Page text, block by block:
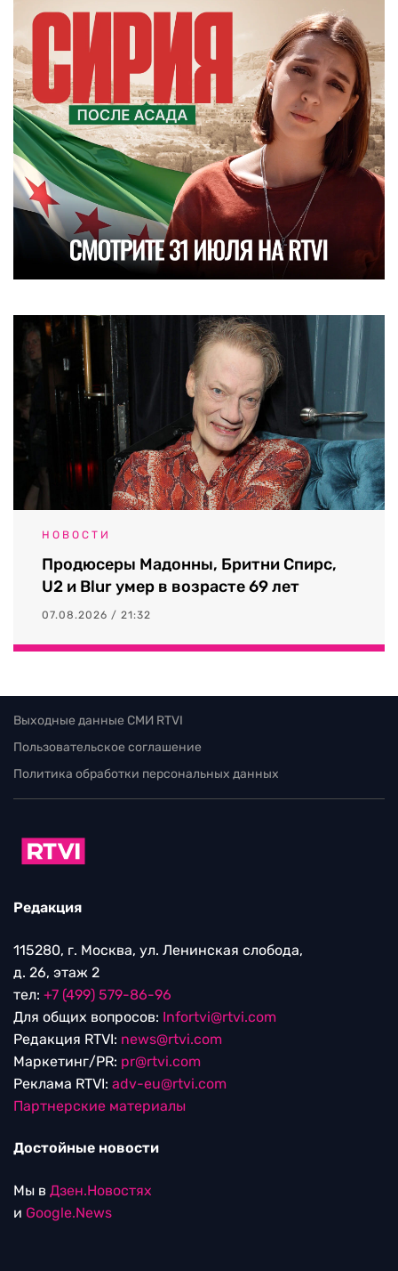
НОВОСТИ
Продюсеры Мадонны, Бритни Спирс,
U2 и Blur умер в возрасте 69 лет
07.08.2026 / 21:32
Выходные данные СМИ RTVI
Пользовательское соглашение
Политика обработки персональных данных
Редакция
115280, г. Москва, ул. Ленинская слобода,
д. 26, этаж 2
тел: +7 (499) 579-86-96
Для общих вопросов: Infortvi@rtvi.com
Редакция RTVI: news@rtvi.com
Маркетинг/PR: pr@rtvi.com
Реклама RTVI: adv-eu@rtvi.com
Партнерские материалы
Достойные новости
Мы в Дзен.Новостях
и Google.News